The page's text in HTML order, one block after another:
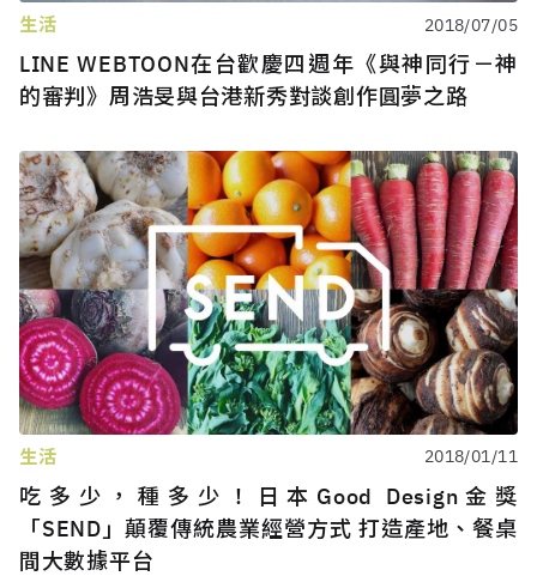
生活 2018/07/05
LINE WEBTOON在台歡慶四週年《與神同行－神
的審判》周浩旻與台港新秀對談創作圓夢之路
生活 2018/01/11
吃多少，種多少！日本Good Design金獎
「SEND」顛覆傳統農業經營方式 打造產地、餐桌
間大數據平台